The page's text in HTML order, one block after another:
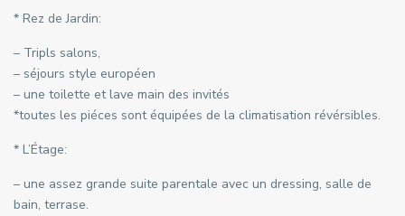
* Rez de Jardin:
– Tripls salons,
– séjours style européen
– une toilette et lave main des invités
*toutes les piéces sont équipées de la climatisation révérsibles.
* L’Étage:
– une assez grande suite parentale avec un dressing, salle de
bain, terrase.